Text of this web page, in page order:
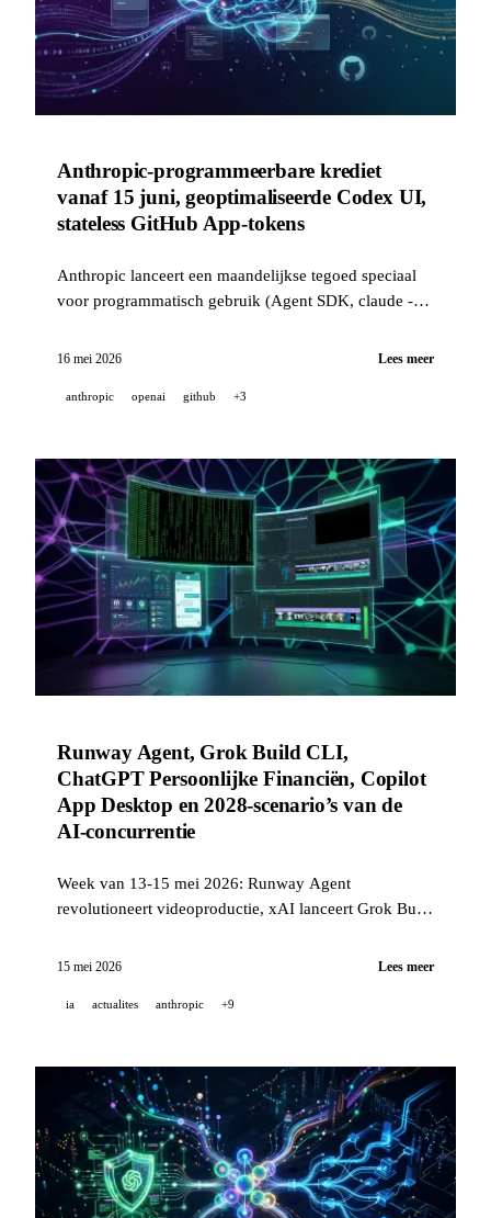
Anthropic-programmeerbare krediet
vanaf 15 juni, geoptimaliseerde Codex UI,
stateless GitHub App-tokens
Anthropic lanceert een maandelijkse tegoed speciaal
voor programmatisch gebruik (Agent SDK, claude -p,
met aanpasbare sneltoetsen en prestatieverbeteringen
16 mei 2026 Lees meer
anthropic openai github +3
Runway Agent, Grok Build CLI,
ChatGPT Persoonlijke Financiën, Copilot
App Desktop en 2028-scenario’s van de
AI-concurrentie
Week van 13-15 mei 2026: Runway Agent
revolutioneert videoproductie, xAI lanceert Grok Build
GitHub levert Copilot App in technische preview, en
15 mei 2026 Lees meer
ia actualites anthropic +9